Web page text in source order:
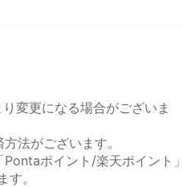
変更になる場合がございま
法がございます。
ポイント/楽天ポイント」
。